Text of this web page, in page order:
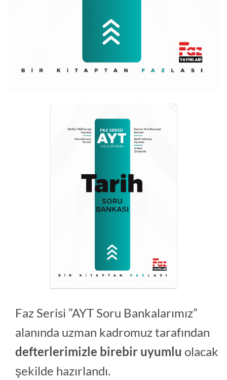
Faz Serisi ”AYT Soru Bankalarımız”
alanında uzman kadromuz tarafından
defterlerimizle birebir uyumlu olacak
şekilde hazırlandı.